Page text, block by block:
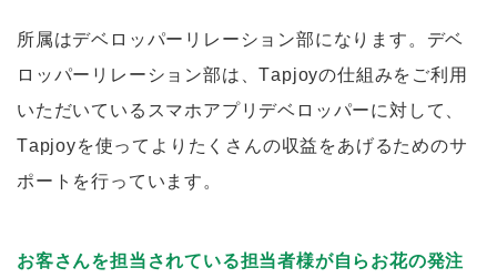
所属はデベロッパーリレーション部になります。デベ
ロッパーリレーション部は、Tapjoyの仕組みをご利用
いただいているスマホアプリデベロッパーに対して、
Tapjoyを使ってよりたくさんの収益をあげるためのサ
ポートを行っています。
お客さんを担当されている担当者様が自らお花の発注